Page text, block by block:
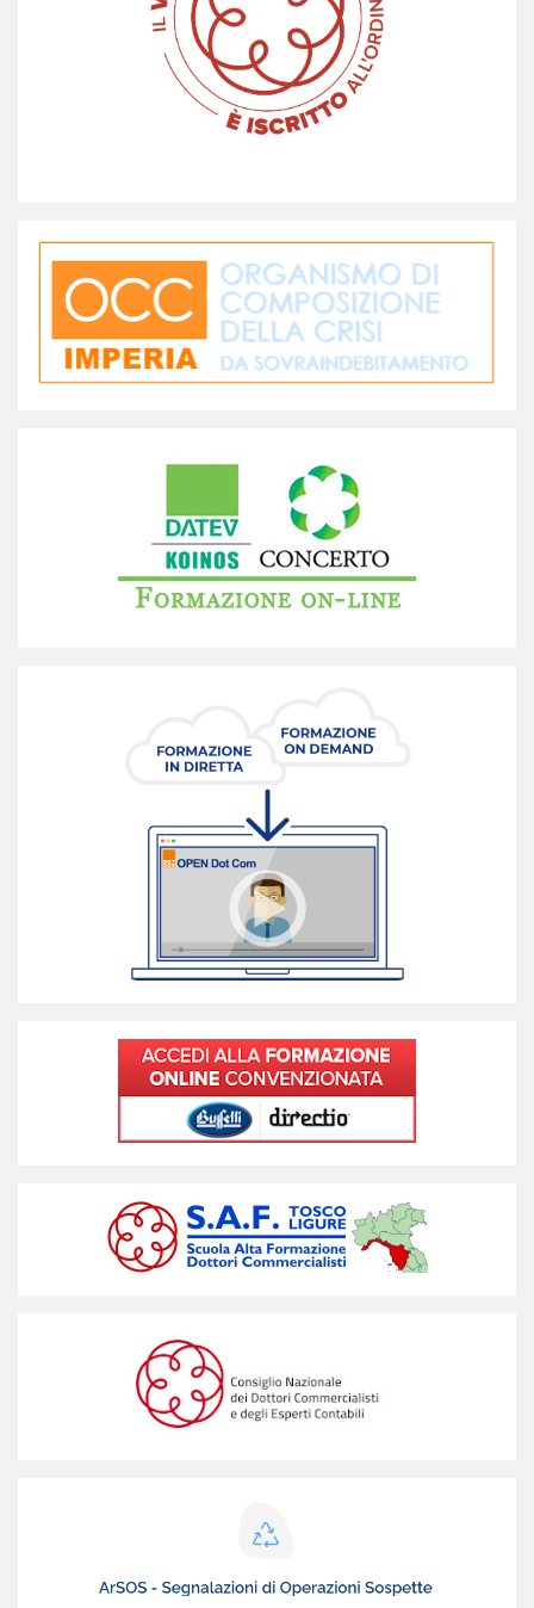
I redditi dei Commercialisti
Un'analisi territoriale tra convergenza, cluster analysis e
modellazione econometrica Il documento presenta un'analisi
econometrica della serie storica dei redditi medi a livello
provinciale dei Commercialisti dal 2007 al 2023. L'analisi è
focalizzata sullo studio delle disuguaglianze reddituali a livello
confronto
Il documento offre un'analisi degli strumenti di emersione
anticipata della crisi d'impresa previsti in alcuni ordinamenti
europei e nel Regno Unito, ponendoli a confronto con il
sistema italiano delineato dal Codice della crisi d'impresa e
dell'insolvenza. La scelta degli ordinamenti esaminatileggi
tutto
L'elaborato completa il percorso avviato con il documento
"La gestione dei Cash Flow nella relazione con la banca - Gli
effetti del Past Due a 30 giorni", pubblicato il 30 ottobre 2025.
La coerenza metodologica tra i due elaborati risiede nella
scelta del flusso di cassa, e non del leggi tutto
2024 delle società di capitali del settore Trasporti e Logistica.
Il report passa in esame i bilanci di oltre 20 mila società di
capitali del settore con esclusioneleggi tutto
Accertamento tributario e certezza del diritto
nella prospettiva della legge delega n. 111/2023
Il documento affronta il tema della certezza del diritto
tributario nel quadro della riforma fiscale introdotta dalla
legge delega n. 111 del 2023, soffermandosi in particolare
sulla revisione dell'attività di accertamento tributario.
L'elaborato prende le mosse dal principioleggi tutto